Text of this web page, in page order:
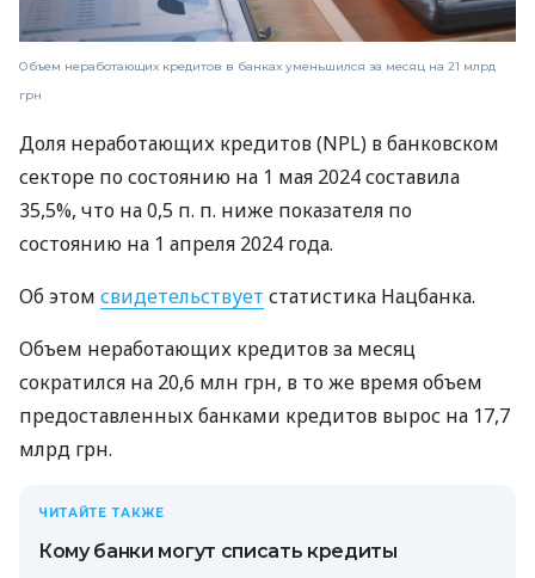
Объем неработающих кредитов в банках уменьшился за месяц на 21 млрд
грн
Доля неработающих кредитов (NPL) в банковском
секторе по состоянию на 1 мая 2024 составила
35,5%, что на 0,5 п. п. ниже показателя по
состоянию на 1 апреля 2024 года.
Об этом свидетельствует статистика Нацбанка.
Объем неработающих кредитов за месяц
сократился на 20,6 млн грн, в то же время объем
предоставленных банками кредитов вырос на 17,7
млрд грн.
ЧИТАЙТЕ ТАКЖЕ
Кому банки могут списать кредиты